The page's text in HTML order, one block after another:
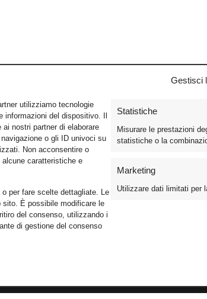
Gestisci
utilizziamo tecnologie
del dispositivo. Il
nostri partner di elaborare
o gli ID univoci su
Non acconsentire o
caratteristiche e
per fare scelte dettagliate. Le
È possibile modificare le
del consenso, utilizzando i
di gestione del consenso
Statistiche
Misurare le prestazioni
statistiche o la
Marketing
Utilizzare dati limitati per